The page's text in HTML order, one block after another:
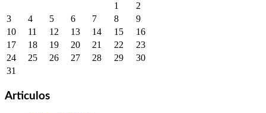
1
2
3
4 5 6 7 8
9
10
11 12 13 14 15
16
17
18 19 20 21 22
23
24
25 26 27 28 29
30
31
Articulos